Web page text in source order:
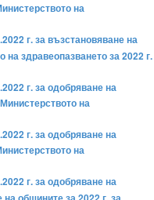
на
г. за възстановяване на
здравеопазването за 2022 г.
г. за одобряване на
на
г. за одобряване на
на
г. за одобряване на